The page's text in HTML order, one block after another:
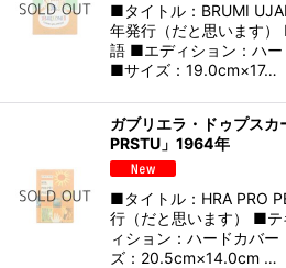
■タイトル：BRUMI
年発行（だと思います
語 ■エディション：ハー
■サイズ：19.0cm×17…
ガブリエラ・ドゥプスカ
PRSTU」1964年
■タイトル：HRA PRO
行（だと思います） ■
ィション：ハードカバ
ズ：20.5cm×14.0cm …